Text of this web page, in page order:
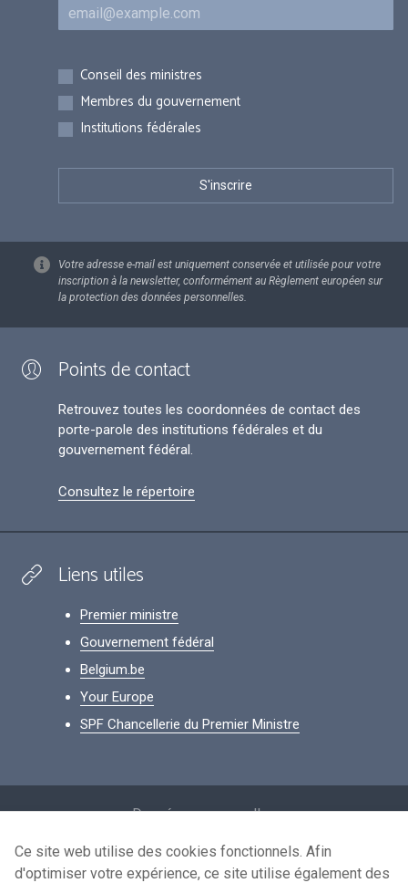
Inscriptions
Conseil des ministres
Membres du gouvernement
Institutions fédérales
Votre adresse e-mail est uniquement conservée et utilisée pour votre
inscription à la newsletter, conformément au Règlement européen sur
la protection des données personnelles.
Points de contact
Retrouvez toutes les coordonnées de contact des
porte-parole des institutions fédérales et du
gouvernement fédéral.
Consultez le répertoire
Liens utiles
Premier ministre
Gouvernement fédéral
Belgium.be
Your Europe
SPF Chancellerie du Premier Ministre
Données personnelles
Conditions de réutilisation
Ce site web utilise des cookies fonctionnels. Afin
d'optimiser votre expérience, ce site utilise également des